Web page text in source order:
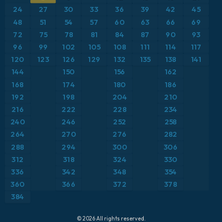
ICON Alemania 2 km
Caribe
Escandinavia
Estados Unidos
Europa
Francia
Grecia
Islandia
Anomalía de temperatura a 850 hPa
CAPE
Precipitación, nubes y presión
Profundidad de nieve
Punto de rocío a 2 m
Ráfagas de Viento Máximas
Ráfagas de viento
24
27 30 33 36 39 42 45
48 51 54 57 60 63 66
69
72
75 78 81 84 87 90 93
96 99 102 105 108 111 114 117
120 123 126 129 132 135 138 141
144 150 156
162
168
174 180
186
192
198 204
210
216
222 228 234
240 246 252 258
264 270 276
282
288
294 300
306
312
318 324
330
336
342 348 354
360 366 372 378
384
© 2026 All rights reserved.